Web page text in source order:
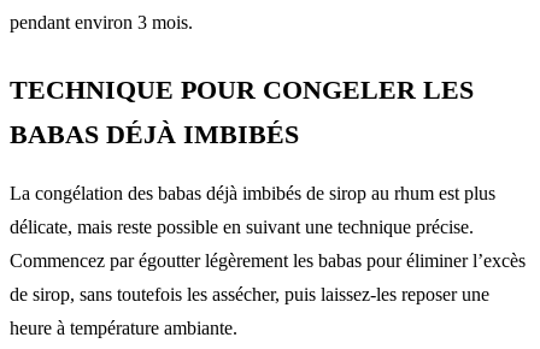
pendant environ 3 mois.
TECHNIQUE POUR CONGELER LES
BABAS DÉJÀ IMBIBÉS
La congélation des babas déjà imbibés de sirop au rhum est plus
délicate, mais reste possible en suivant une technique précise.
Commencez par égoutter légèrement les babas pour éliminer l’excès
de sirop, sans toutefois les assécher, puis laissez-les reposer une
heure à température ambiante.